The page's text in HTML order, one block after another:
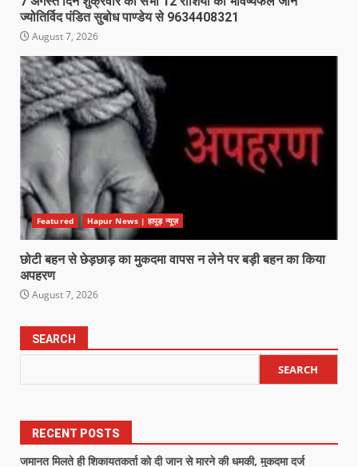
ज्योतिर्विद पंडित सुबोध पाण्डेय से 9634408321
August 7, 2026
Featured Hapur News | हापुड़ न्यूज़
छोटी बहन से छेड़छाड़ का मुकदमा वापस न लेने पर बड़ी बहन का किया
अपहरण
August 7, 2026
SEARCH
SEARCH
RECENT POSTS
जमानत मिलते ही शिकायतकर्ता को दी जान से मारने की धमकी, मुकदमा दर्ज